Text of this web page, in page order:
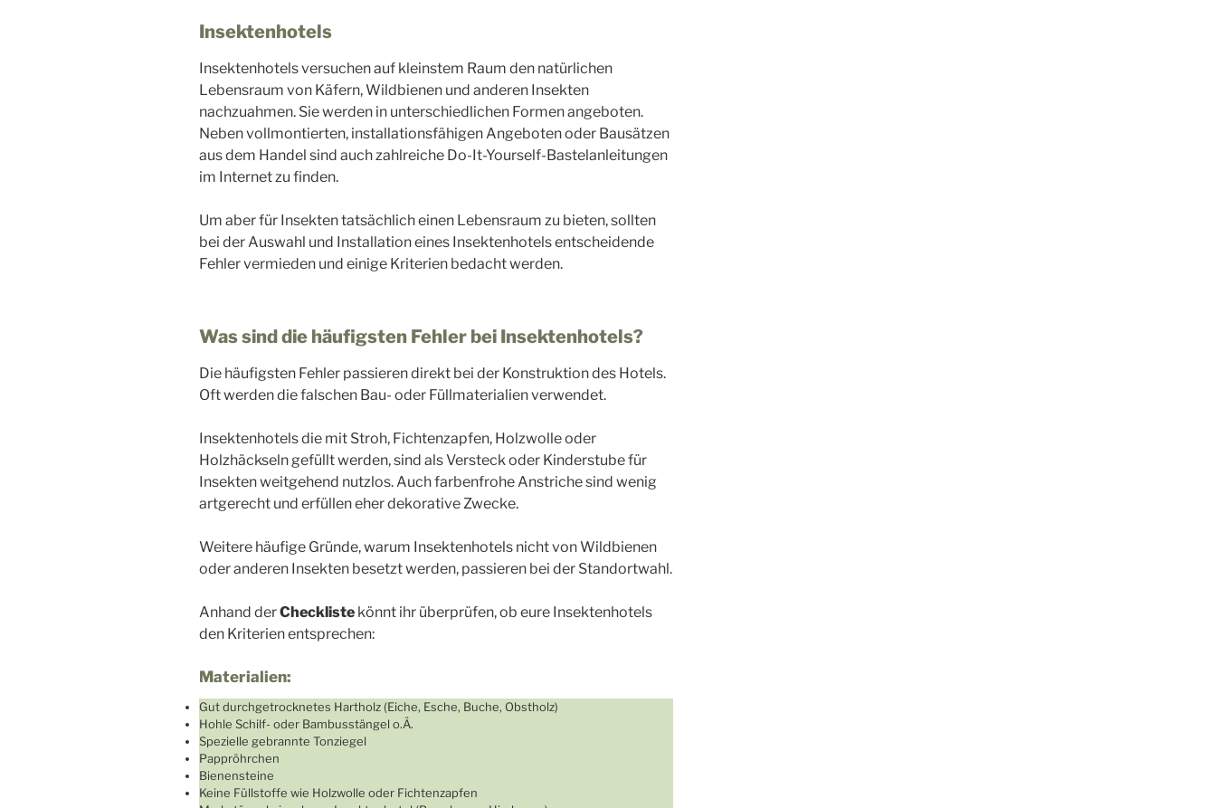
Insektenhotels
Insektenhotels versuchen auf kleinstem Raum den natürlichen
Lebensraum von Käfern, Wildbienen und anderen Insekten
nachzuahmen. Sie werden in unterschiedlichen Formen angeboten.
Neben vollmontierten, installationsfähigen Angeboten oder Bausätzen
aus dem Handel sind auch zahlreiche Do-It-Yourself-Bastelanleitungen
im Internet zu finden.
Um aber für Insekten tatsächlich einen Lebensraum zu bieten, sollten
bei der Auswahl und Installation eines Insektenhotels entscheidende
Fehler vermieden und einige Kriterien bedacht werden.
Was sind die häufigsten Fehler bei Insektenhotels?
Die häufigsten Fehler passieren direkt bei der Konstruktion des Hotels.
Oft werden die falschen Bau- oder Füllmaterialien verwendet.
Insektenhotels die mit Stroh, Fichtenzapfen, Holzwolle oder
Holzhäckseln gefüllt werden, sind als Versteck oder Kinderstube für
Insekten weitgehend nutzlos. Auch farbenfrohe Anstriche sind wenig
artgerecht und erfüllen eher dekorative Zwecke.
Weitere häufige Gründe, warum Insektenhotels nicht von Wildbienen
oder anderen Insekten besetzt werden, passieren bei der Standortwahl.
Anhand derCheckliste könnt ihr überprüfen, ob eure Insektenhotels
den Kriterien entsprechen:
Materialien:
Gut durchgetrocknetes Hartholz (Eiche, Esche, Buche, Obstholz)
Hohle Schilf- oder Bambusstängel o.Ä.
Spezielle gebrannte Tonziegel
Pappröhrchen
Bienensteine
Keine Füllstoffe wie Holzwolle oder Fichtenzapfen